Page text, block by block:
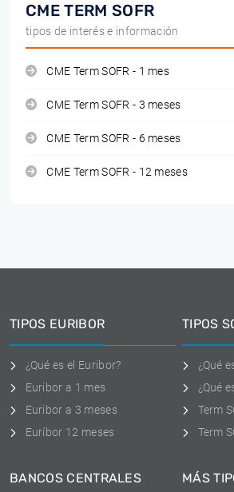
CME TERM SOFR
tipos de interés e información
CME Term SOFR - 1 mes
CME Term SOFR - 3 meses
CME Term SOFR - 6 meses
CME Term SOFR - 12 meses
TIPOS EURIBOR
¿Qué es el Euribor?
Euribor a 1 mes
Euribor a 3 meses
Euríbor 12 meses
TIPOS
¿Qué
¿Qué
Term
Term
BANCOS CENTRALES
MÁS